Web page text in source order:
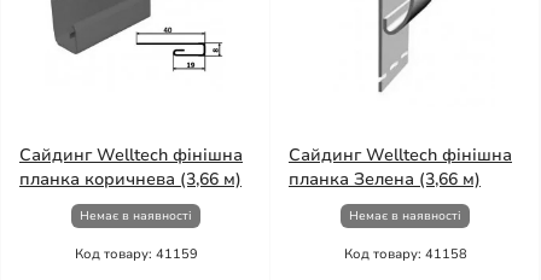
Сайдинг Welltech фінішна
планка коричнева (3,66 м)
Немає в наявності
Код товару: 41159
Сайдинг Welltech фінішна
планка Зелена (3,66 м)
Немає в наявності
Код товару: 41158